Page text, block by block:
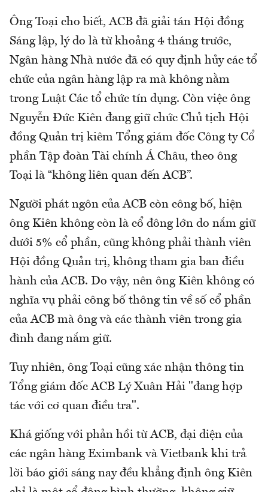
Ông Toại cho biết, ACB đã giải tán Hội đồng
Sáng lập, lý do là từ khoảng 4 tháng trước,
Ngân hàng Nhà nước đã có quy định hủy các tổ
chức của ngân hàng lập ra mà không nằm
trong Luật Các tổ chức tín dụng. Còn việc ông
Nguyễn Đức Kiên đang giữ chức Chủ tịch Hội
đồng Quản trị kiêm Tổng giám đốc Công ty Cổ
phần Tập đoàn Tài chính Á Châu, theo ông
Toại là “không liên quan đến ACB”.
Người phát ngôn của ACB còn công bố, hiện
ông Kiên không còn là cổ đông lớn do nắm giữ
dưới 5% cổ phần, cũng không phải thành viên
Hội đồng Quản trị, không tham gia ban điều
hành của ACB. Do vậy, nên ông Kiên không có
nghĩa vụ phải công bố thông tin về số cổ phần
của ACB mà ông và các thành viên trong gia
đình đang nắm giữ.
Tuy nhiên, ông Toại cũng xác nhận thông tin
Tổng giám đốc ACB Lý Xuân Hải "đang hợp
tác với cơ quan điều tra".
Khá giống với phản hồi từ ACB, đại diện của
các ngân hàng Eximbank và Vietbank khi trả
lời báo giới sáng nay đều khẳng định ông Kiên